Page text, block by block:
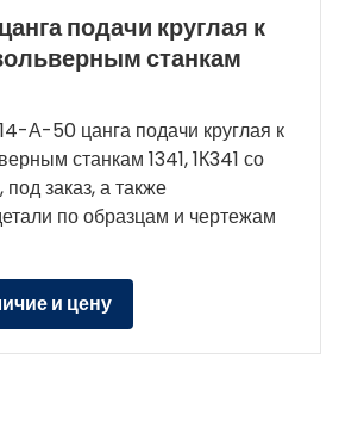
подачи круглая к
станкам
А-50 цанга подачи круглая к
станкам 1341, 1К341 со
заказ, а также
по образцам и чертежам
и цену